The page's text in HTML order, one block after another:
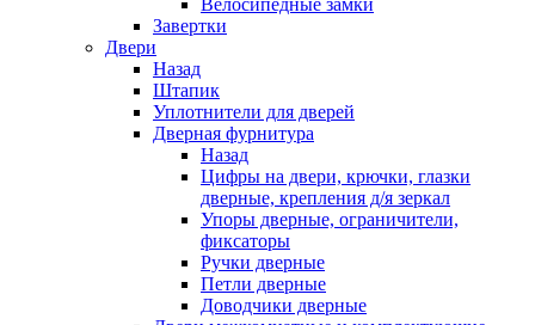
Велосипедные замки
Завертки
Двери
Назад
Штапик
Уплотнители для дверей
Дверная фурнитура
Назад
Цифры на двери, крючки, глазки
дверные, крепления д/я зеркал
Упоры дверные, ограничители,
фиксаторы
Ручки дверные
Петли дверные
Доводчики дверные